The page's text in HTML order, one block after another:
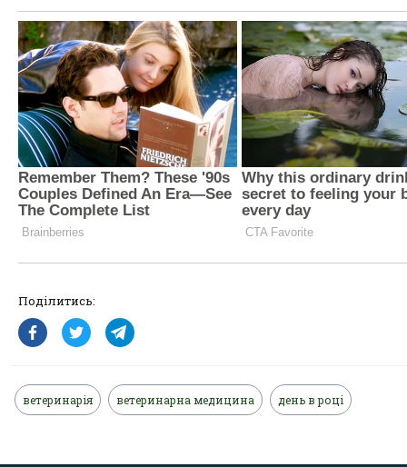
Поділитись:
ветеринарія ветеринарна медицина день в році